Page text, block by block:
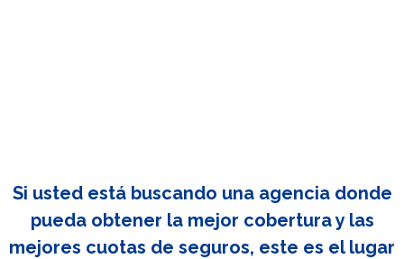
Si usted está buscando una agencia donde
pueda obtener la mejor cobertura y las
mejores cuotas de seguros, este es el lugar